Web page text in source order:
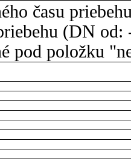
času
(DN
pod položku